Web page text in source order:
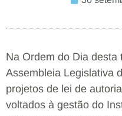
Na Ordem do Dia desta
Assembleia Legislativa
projetos de lei de
voltados à gestão do